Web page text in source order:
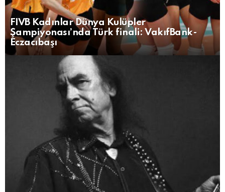
FIVB Kadınlar Dünya Kulüpler
Şampiyonası’nda Türk finali: VakıfBank-
Eczacıbaşı